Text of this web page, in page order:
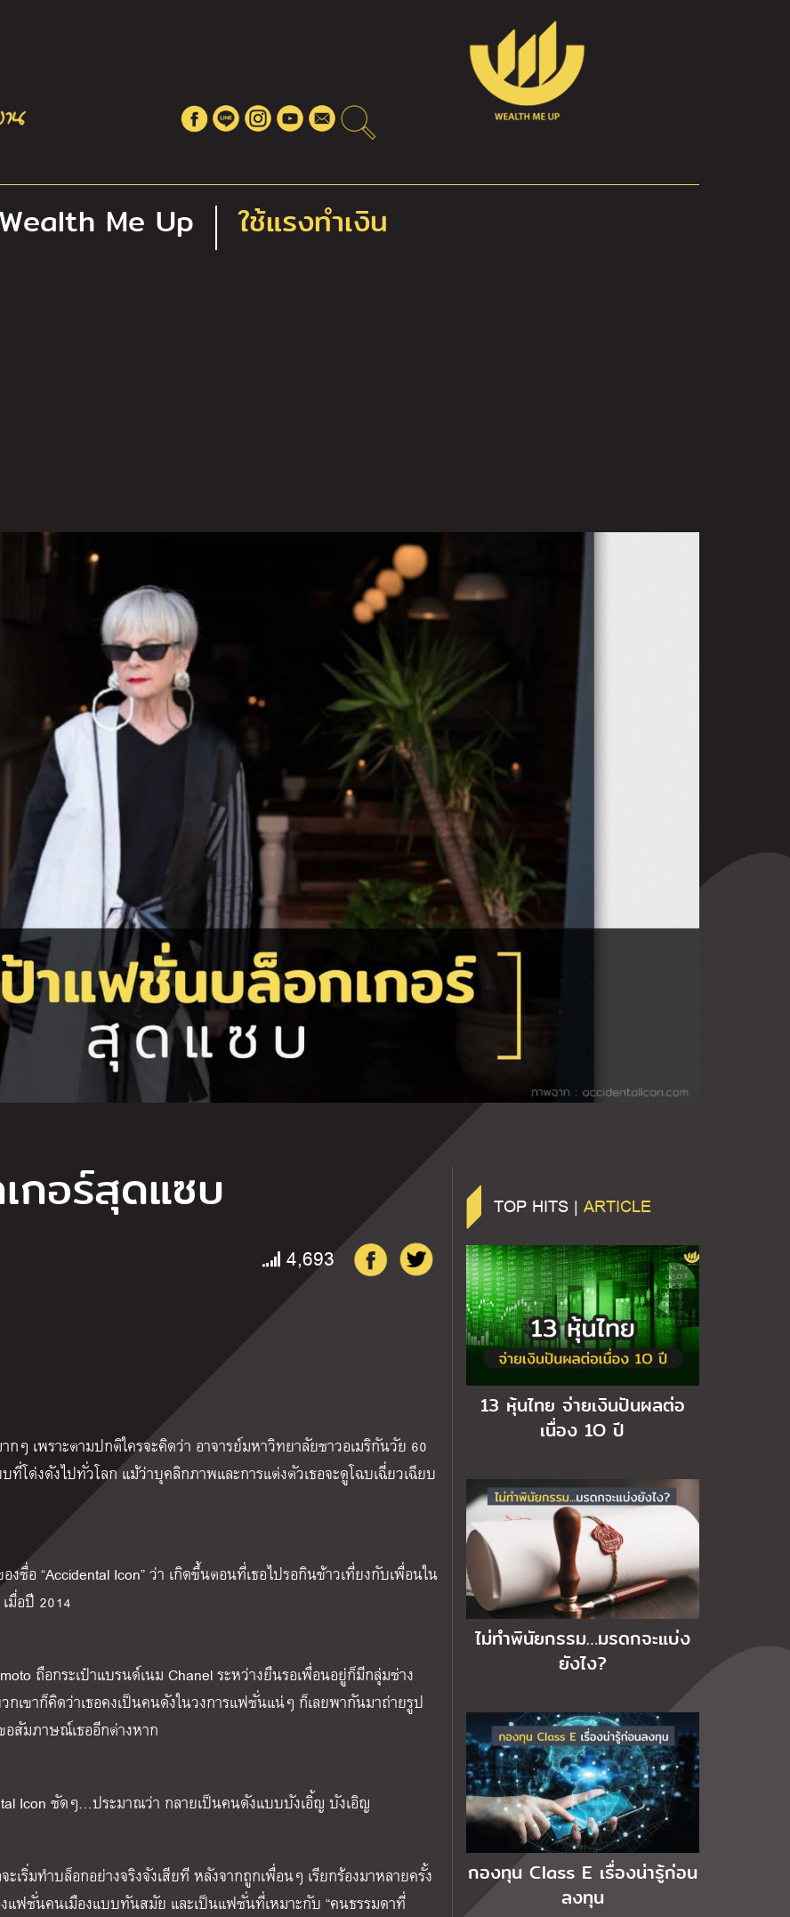
Wealth Me Up ใช้แรงทำเงิน
กอร์สุดแซบ
4,693
ากๆ เพราะตามปกติใครจะคิดว่า อาจารย์มหาวิทยาลัยชาวอเมริกันวัย 60
ด่งดังไปทั่วโลก แม้ว่าบุคลิกภาพและการแต่งตัวเธอจะดูโฉบเฉี่ยวเฉียบ
ชื่อ “Accidental Icon” ว่า เกิดขึ้นตอนที่เธอไปรอกินข้าวเที่ยงกับเพื่อนใน
มื่อปี 2014
ถือกระเป๋าแบรนด์เนม Chanel ระหว่างยืนรอเพื่อนอยู่ก็มีกลุ่มช่าง
เขาก็คิดว่าเธอคงเป็นคนดังในวงการแฟชั่นแน่ๆ ก็เลยพากันมาถ่ายรูป
สัมภาษณ์เธออีกต่างหาก
Icon ชัดๆ…ประมาณว่า กลายเป็นคนดังแบบบังเอิ้ญ บังเอิญ
เริ่มทำบล็อกอย่างจริงจังเสียที หลังจากถูกเพื่อนๆ เรียกร้องมาหลายครั้ง
แฟชั่นคนเมืองแบบทันสมัย และเป็นแฟชั่นที่เหมาะกับ “คนธรรมดาที่
TOP HITS | ARTICLE
13 หุ้นไทย จ่ายเงินปันผลต่อ
เนื่อง 1O ปี
ไม่ทำพินัยกรรม…มรดกจะแบ่ง
ยังไง?
กองทุน Class E เรื่องน่ารู้ก่อน
ลงทุน